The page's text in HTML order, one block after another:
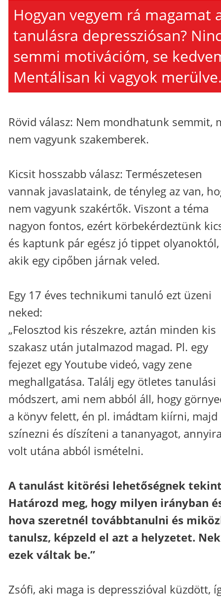
Hogyan vegyem rá magamat
tanulásra depressziósan?
semmi motivációm, se
Mentálisan ki vagyok
Rövid válasz: Nem mondhatunk semmit,
nem vagyunk szakemberek.
Kicsit hosszabb válasz: Természetesen
vannak javaslataink, de tényleg az van,
nem vagyunk szakértők. Viszont a téma
nagyon fontos, ezért körbekérdeztünk
és kaptunk pár egész jó tippet olyanoktól,
akik egy cipőben járnak veled.
Egy 17 éves technikumi tanuló ezt üzeni
neked:
„Felosztod kis részekre, aztán minden kis
szakasz után jutalmazod magad. Pl. egy
fejezet egy Youtube videó, vagy zene
meghallgatása. Találj egy ötletes tanulási
módszert, ami nem abból áll, hogy
a könyv felett, én pl. imádtam kiírni, majd
színezni és díszíteni a tananyagot,
volt utána abból ismételni.
A tanulást kitörési lehetőségnek
Határozd meg, hogy milyen irányban
hova szeretnél továbbtanulni és
tanulsz, képzeld el azt a helyzetet.
ezek váltak be.”
Zsófi, aki maga is depresszióval küzdött,